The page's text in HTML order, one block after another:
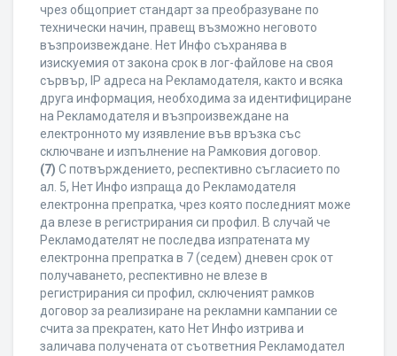
чрез общоприет стандарт за преобразуване по
технически начин, правещ възможно неговото
възпроизвеждане. Нет Инфо съхранява в
изискуемия от закона срок в лог-файлове на своя
сървър, IP адреса на Рекламодателя, както и всяка
друга информация, необходима за идентифициране
на Рекламодателя и възпроизвеждане на
електронното му изявление във връзка със
сключване и изпълнение на Рамковия договор.
(7) С потвърждението, респективно съгласието по
ал. 5, Нет Инфо изпраща до Рекламодателя
електронна препратка, чрез която последният може
да влезе в регистрирания си профил. В случай че
Рекламодателят не последва изпратената му
електронна препратка в 7 (седем) дневен срок от
получаването, респективно не влезе в
регистрирания си профил, сключеният рамков
договор за реализиране на рекламни кампании се
счита за прекратен, като Нет Инфо изтрива и
заличава получената от съответния Рекламодател